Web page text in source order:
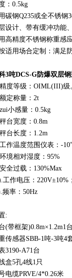
：0.5kg
碳钢Q235或全不锈钢
设计、带有缓冲功能
高精度不锈钢称重感
适用场合定制：满足
3吨DCS-G防爆双层
度等级：OIML(III)级
定称量：2t
小感量：0.5kg
台宽度：0.8m
台长度：1.2m
作温度范围仪表：-
境相对湿度：95%
全过载：130%Max
工作电压：220V±10%
频率：50Hz
:
(带框架)0.8m×1.2m1
传感器SBB-1吨-3吨4
3190-A71台
盒5孔4线1只
电缆PRVE/4*0.26米